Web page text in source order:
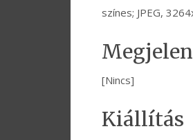
színes; JPEG,
[Nincs]
Kiállítás